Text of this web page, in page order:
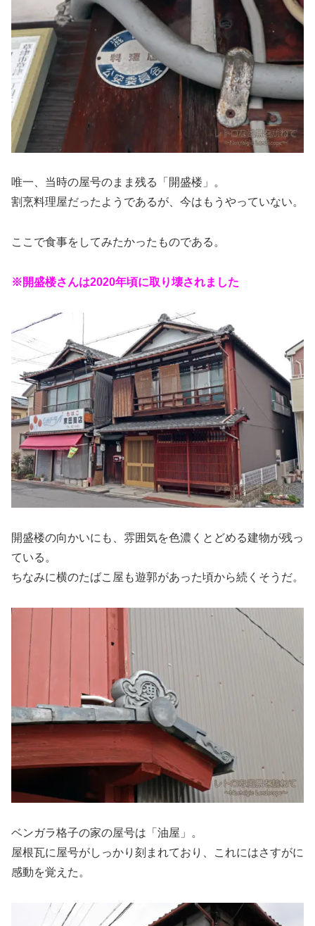
唯一、当時の屋号のまま残る「開盛楼」。
割烹料理屋だったようであるが、今はもうやっていない。
ここで食事をしてみたかったものである。
※開盛楼さんは2020年頃に取り壊されました
開盛楼の向かいにも、雰囲気を色濃くとどめる建物が残っ
ている。
ちなみに横のたばこ屋も遊郭があった頃から続くそうだ。
ベンガラ格子の家の屋号は「油屋」。
屋根瓦に屋号がしっかり刻まれており、これにはさすがに
感動を覚えた。